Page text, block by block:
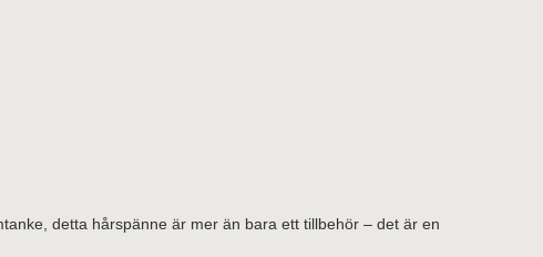
detta hårspänne är mer än bara ett tillbehör – det är en